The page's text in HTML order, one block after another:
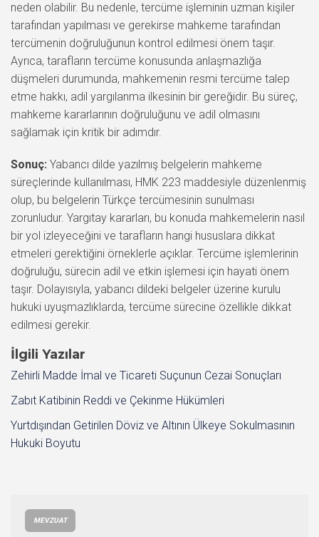
neden olabilir. Bu nedenle, tercüme işleminin uzman kişiler
tarafından yapılması ve gerekirse mahkeme tarafından
tercümenin doğruluğunun kontrol edilmesi önem taşır.
Ayrıca, tarafların tercüme konusunda anlaşmazlığa
düşmeleri durumunda, mahkemenin resmi tercüme talep
etme hakkı, adil yargılanma ilkesinin bir gereğidir. Bu süreç,
mahkeme kararlarının doğruluğunu ve adil olmasını
sağlamak için kritik bir adımdır.
Sonuç: Yabancı dilde yazılmış belgelerin mahkeme
süreçlerinde kullanılması, HMK 223 maddesiyle düzenlenmiş
olup, bu belgelerin Türkçe tercümesinin sunulması
zorunludur. Yargıtay kararları, bu konuda mahkemelerin nasıl
bir yol izleyeceğini ve tarafların hangi hususlara dikkat
etmeleri gerektiğini örneklerle açıklar. Tercüme işlemlerinin
doğruluğu, sürecin adil ve etkin işlemesi için hayati önem
taşır. Dolayısıyla, yabancı dildeki belgeler üzerine kurulu
hukuki uyuşmazlıklarda, tercüme sürecine özellikle dikkat
edilmesi gerekir.
İlgili Yazılar
Zehirli Madde İmal ve Ticareti Suçunun Cezai Sonuçları
Zabıt Katibinin Reddi ve Çekinme Hükümleri
Yurtdışından Getirilen Döviz ve Altının Ülkeye Sokulmasının
Hukuki Boyutu
MEVZUAT